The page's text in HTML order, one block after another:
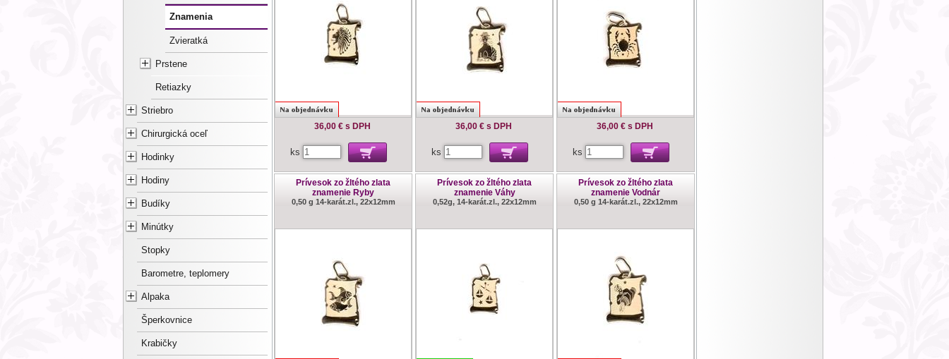
Znamenia
Zvieratká
Prstene
Retiazky
Striebro
Chirurgická oceľ
Hodinky
Hodiny
Budíky
Minútky
Stopky
Barometre, teplomery
Alpaka
Šperkovnice
Krabičky
36,00 € s DPH
ks
36,00 € s DPH
ks
36,00 € s DPH
ks
Prívesok zo žltého zlata
znamenie Ryby
0,50 g 14-karát.zl., 22x12mm
Prívesok zo žltého zlata
znamenie Váhy
0,52g, 14-karát.zl., 22x12mm
Prívesok zo žltého zlata
znamenie Vodnár
0,50 g 14-karát.zl., 22x12mm